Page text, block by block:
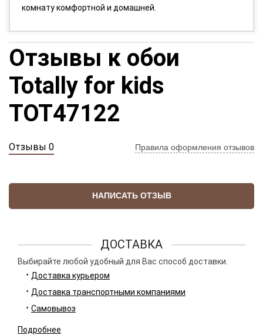
комнату комфортной и домашней.
Отзывы к обои
Totally for kids
TOT47122
Отзывы 0 Правила оформления отзывов
НАПИСАТЬ ОТЗЫВ
ДОСТАВКА
Выбирайте любой удобный для Вас способ доставки.
Доставка курьером
Доставка транспортными компаниями
Самовывоз
Подробнее